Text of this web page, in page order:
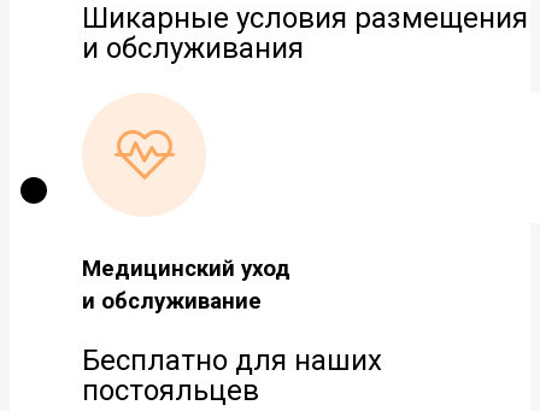
Шикарные условия размещения
и обслуживания
Медицинский уход
и обслуживание
Бесплатно для наших
постояльцев